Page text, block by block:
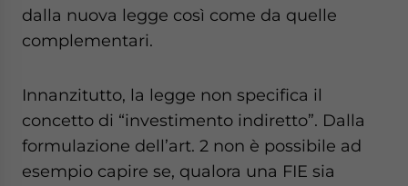
dalla nuova legge così come da quelle
complementari.
Innanzitutto, la legge non specifica il
concetto di “investimento indiretto”. Dalla
formulazione dell’art. 2 non è possibile ad
esempio capire se, qualora una FIE sia